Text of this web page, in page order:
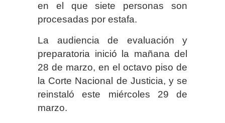
en el que siete personas son
procesadas por estafa.
La audiencia de evaluación y
preparatoria inició la mañana del
28 de marzo, en el octavo piso de
la Corte Nacional de Justicia, y se
reinstaló este miércoles 29 de
marzo.